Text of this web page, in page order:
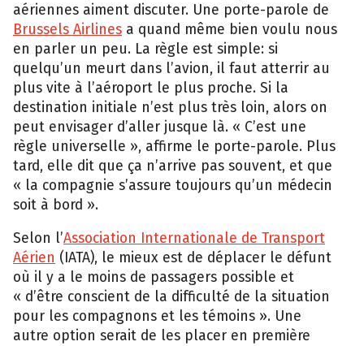
aériennes aiment discuter. Une porte-parole de
Brussels Airlines a quand même bien voulu nous
en parler un peu. La règle est simple: si
quelqu’un meurt dans l’avion, il faut atterrir au
plus vite à l’aéroport le plus proche. Si la
destination initiale n’est plus très loin, alors on
peut envisager d’aller jusque là. « C’est une
règle universelle », affirme le porte-parole. Plus
tard, elle dit que ça n’arrive pas souvent, et que
« la compagnie s’assure toujours qu’un médecin
soit à bord ».
Selon l’Association Internationale de Transport
Aérien (IATA), le mieux est de déplacer le défunt
où il y a le moins de passagers possible et
« d’être conscient de la difficulté de la situation
pour les compagnons et les témoins ». Une
autre option serait de les placer en première